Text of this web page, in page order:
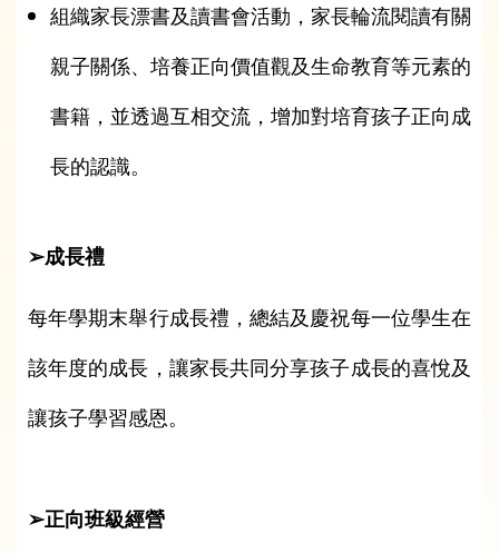
組織家長漂書及讀書會活動，家長輪流閱讀有關
親子關係、培養正向價值觀及生命教育等元素的
書籍，並透過互相交流，增加對培育孩子正向成
長的認識。
➢成長禮
每年學期末舉行成長禮，總結及慶祝每一位學生在
該年度的成長，讓家長共同分享孩子成長的喜悅及
讓孩子學習感恩。
➢正向班級經營